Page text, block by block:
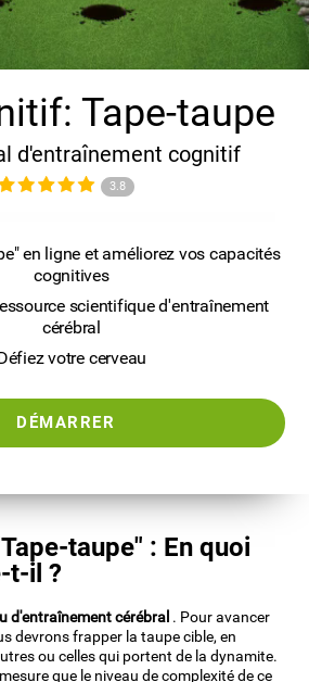
Tape-taupe
d'entraînement cognitif
3.8
en ligne et améliorez vos capacités
cognitives
scientifique d'entraînement
cérébral
votre cerveau
DÉMARRER
taupe" : En quoi
t-il ?
d'entraînement cérébral . Pour avancer
devrons frapper la taupe cible, en
ou celles qui portent de la dynamite.
que le niveau de complexité de ce